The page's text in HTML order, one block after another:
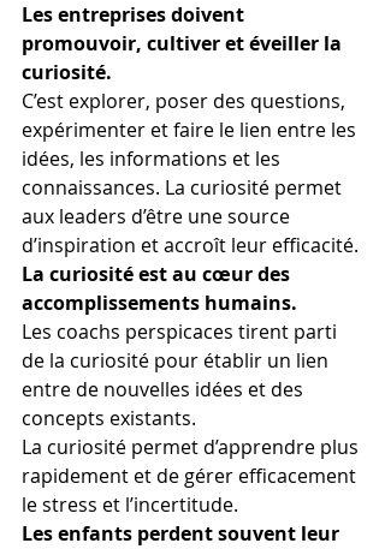
Les entreprises doivent
promouvoir, cultiver et éveiller la
curiosité.
C’est explorer, poser des questions,
expérimenter et faire le lien entre les
idées, les informations et les
connaissances. La curiosité permet
aux leaders d’être une source
d’inspiration et accroît leur efficacité.
La curiosité est au cœur des
accomplissements humains.
Les coachs perspicaces tirent parti
de la curiosité pour établir un lien
entre de nouvelles idées et des
concepts existants.
La curiosité permet d’apprendre plus
rapidement et de gérer efficacement
le stress et l’incertitude.
Les enfants perdent souvent leur